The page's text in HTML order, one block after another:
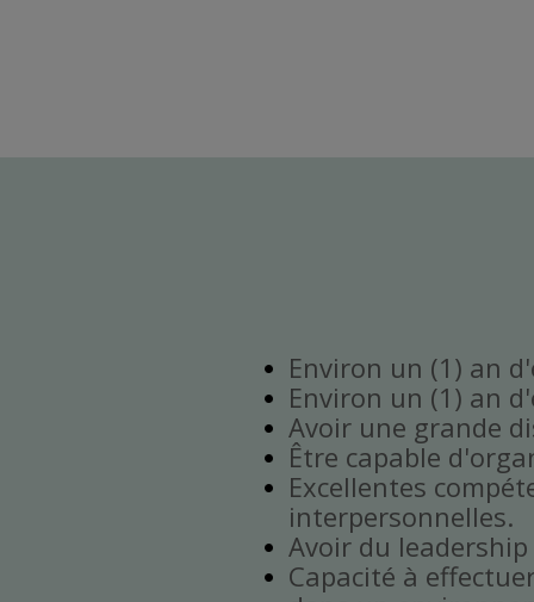
Environ un (1) an
Environ un (1) an
Avoir une grande
Être capable
Excellentes
interpersonnelles.
Avoir du
Capacité à